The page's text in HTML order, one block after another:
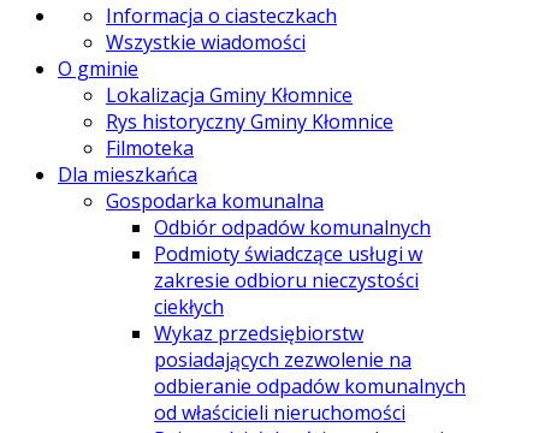
Informacja o ciasteczkach
Wszystkie wiadomości
O gminie
Lokalizacja Gminy Kłomnice
Rys historyczny Gminy Kłomnice
Filmoteka
Dla mieszkańca
Gospodarka komunalna
Odbiór odpadów komunalnych
Podmioty świadczące usługi w
zakresie odbioru nieczystości
ciekłych
Wykaz przedsiębiorstw
posiadających zezwolenie na
odbieranie odpadów komunalnych
od właścicieli nieruchomości